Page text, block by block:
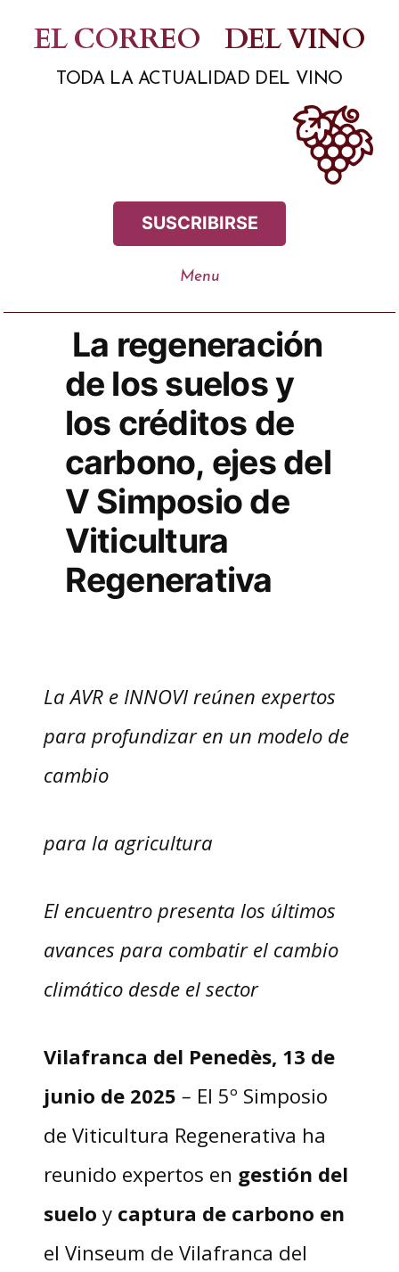
contenido
EL CORREO DEL VINO
TODA LA ACTUALIDAD DEL VINO
SUSCRIBIRSE
La regeneración
de los suelos y
los créditos de
carbono, ejes del
V Simposio de
Viticultura
Regenerativa
La AVR e INNOVI reúnen expertos
para profundizar en un modelo de
cambio
para la agricultura
El encuentro presenta los últimos
avances para combatir el cambio
climático desde el sector
Vilafranca del Penedès, 13 de
junio de 2025 – El 5º Simposio
de Viticultura Regenerativa ha
reunido expertos en gestión del
suelo y captura de carbono en
el Vinseum de Vilafranca del